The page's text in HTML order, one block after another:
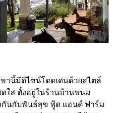
านี้มีดีไซน์โดดเด่นด้วยสไตล์
ใส ตั้งอยู่ในร้านบ้านขนม
กันกับพันธ์สุข ฟู้ด แอนด์ ฟาร์ม